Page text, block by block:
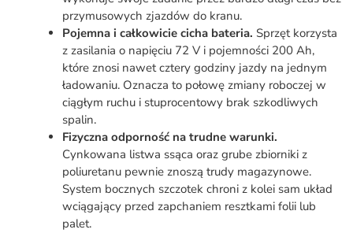
przymusowych zjazdów do kranu.
Pojemna i całkowicie cicha bateria. Sprzęt korzysta
z zasilania o napięciu 72 V i pojemności 200 Ah,
które znosi nawet cztery godziny jazdy na jednym
ładowaniu. Oznacza to połowę zmiany roboczej w
ciągłym ruchu i stuprocentowy brak szkodliwych
spalin.
Fizyczna odporność na trudne warunki.
Cynkowana listwa ssąca oraz grube zbiorniki z
poliuretanu pewnie znoszą trudy magazynowe.
System bocznych szczotek chroni z kolei sam układ
wciągający przed zapchaniem resztkami folii lub
palet.